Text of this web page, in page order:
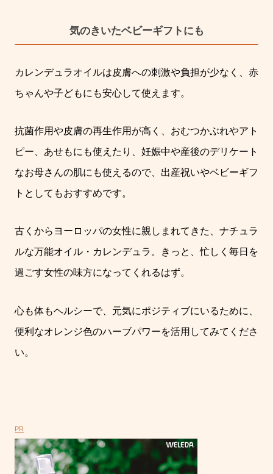
気のきいたベビーギフトにも
カレンデュラオイルは皮膚への刺激や負担が少なく、赤
ちゃんや子どもにも安心して使えます。
抗菌作用や皮膚の再生作用が高く、おむつかぶれやアト
ピー、あせもにも使えたり、妊娠中や産後のデリケート
なお母さんの肌にも使えるので、出産祝いやベビーギフ
トとしてもおすすめです。
古くからヨーロッパの女性に親しまれてきた、ナチュラ
ルな万能オイル・カレンデュラ。
きっと、忙しく毎日を
過ごす女性の味方になってくれるはず。
心も体もヘルシーで、元気にポジティブにいるために、
便利なオレンジ色のハーブパワーを活用してみてくださ
い。
PR